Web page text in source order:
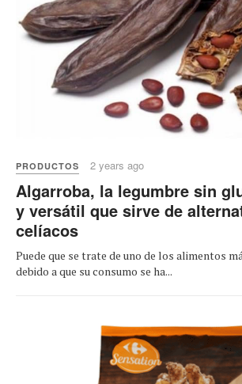
PRODUCTOS 2 years ago
Algarroba, la legumbre sin
y versátil que sirve de
celíacos
Puede que se trate de uno de los alimentos
debido a que su consumo se ha...